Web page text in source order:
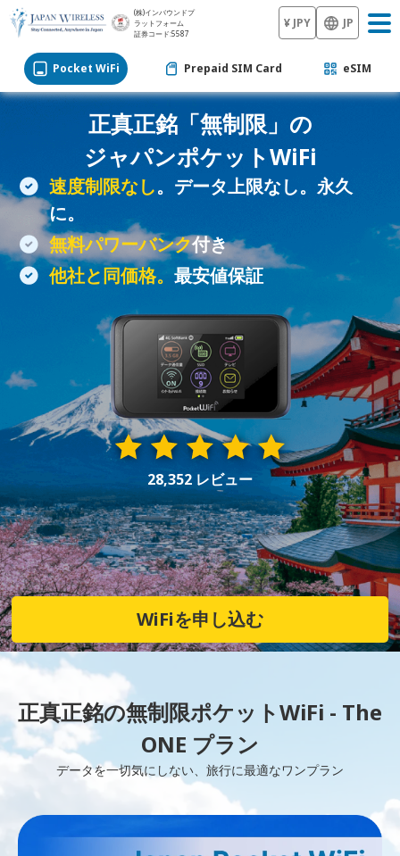
(株)インバウンドプ
ラットフォーム
証券コード:5587
¥ JPY JP
Pocket WiFi Prepaid SIM Card eSIM
正真正銘「無制限」の
ジャパンポケットWiFi
速度制限なし。データ上限なし。永久
に。
無料パワーバンク付き
他社と同価格。 最安値保証
28,352 レビュー
WiFiを申し込む
正真正銘の無制限ポケットWiFi - The
ONE プラン
データを一切気にしない、旅行に最適なワンプラン